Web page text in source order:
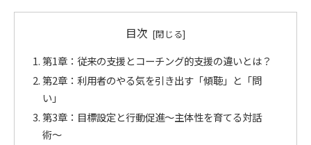
目次
第1章：従来の支援とコーチング的支援の違いとは？
第2章：利用者のやる気を引き出す「傾聴」と「問
い」
第3章：目標設定と行動促進〜主体性を育てる対話
術〜